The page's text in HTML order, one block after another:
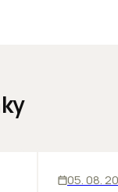
05. 08.